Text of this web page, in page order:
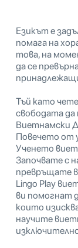
Езикът е
помага на
това, на
да се
Тъй като
свободата да
Виетнамски
Повечето от
Ученето
Започвате с
превръщате
Lingo Play
ви помогнат
които
научите